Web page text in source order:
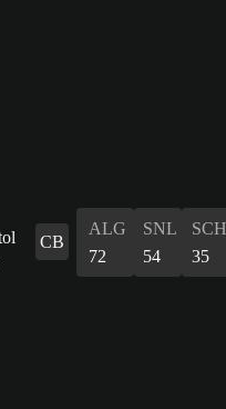
CB
ALG
72
SNL
54
SCH
35